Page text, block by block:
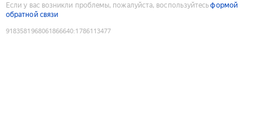
Если у вас возникли проблемы, пожалуйста, воспользуйтесьформой
обратной связи
9183581968061866640:1786113477